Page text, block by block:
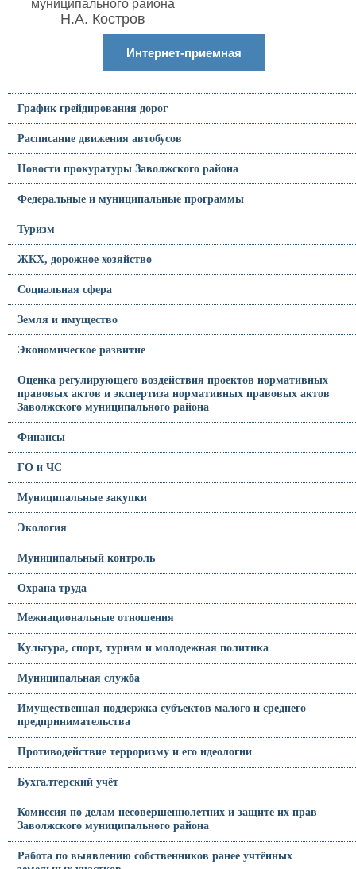
муниципального района
Н.А. Костров
Интернет-приемная
График грейдирования дорог
Расписание движения автобусов
Новости прокуратуры Заволжского района
Федеральные и муниципальные программы
Туризм
ЖКХ, дорожное хозяйство
Социальная сфера
Земля и имущество
Экономическое развитие
Оценка регулирующего воздействия проектов нормативных
правовых актов и экспертиза нормативных правовых актов
Заволжского муниципального района
Финансы
ГО и ЧС
Муниципальные закупки
Экология
Муниципальный контроль
Охрана труда
Межнациональные отношения
Культура, спорт, туризм и молодежная политика
Муниципальная служба
Имущественная поддержка субъектов малого и среднего
предпринимательства
Противодействие терроризму и его идеологии
Бухгалтерский учёт
Комиссия по делам несовершеннолетних и защите их прав
Заволжского муниципального района
Работа по выявлению собственников ранее учтённых